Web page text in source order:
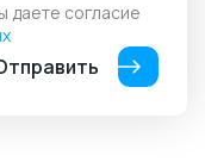
даете согласие